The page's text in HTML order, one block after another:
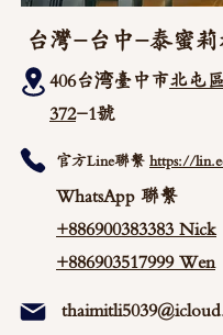
台灣-台中-泰蜜莉
406台湾臺中市北屯
372-1號
官方Line聯繫 https://
WhatsApp 聯繫
+886900383383 Nick
+886903517999 Wen